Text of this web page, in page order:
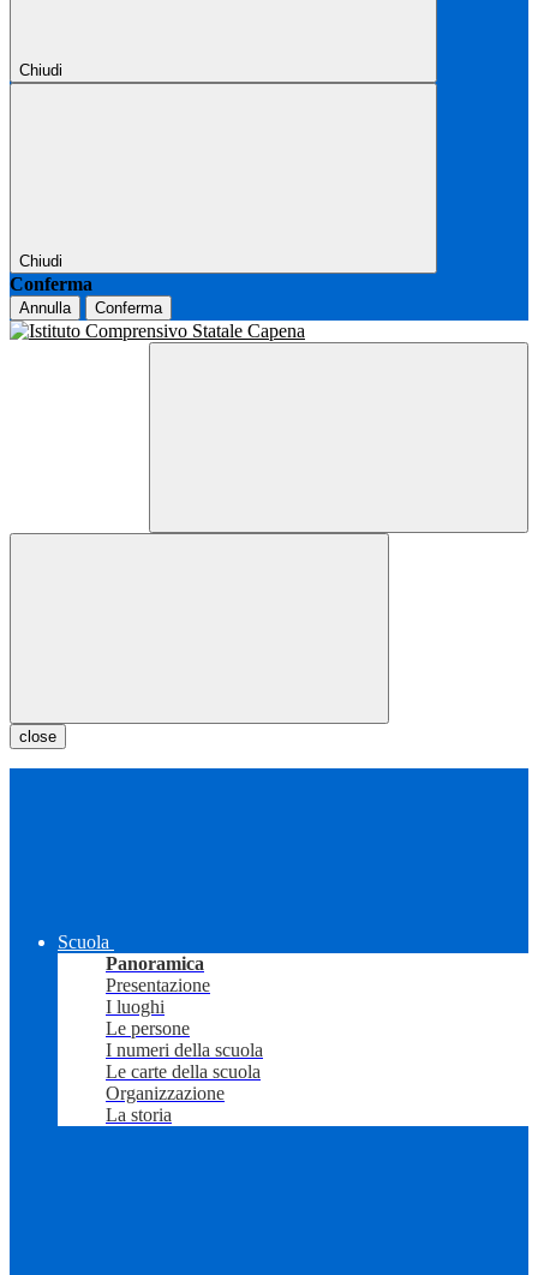
Chiudi
Chiudi
Conferma
Annulla Conferma
close
Scuola
Panoramica
Presentazione
I luoghi
Le persone
I numeri della scuola
Le carte della scuola
Organizzazione
La storia